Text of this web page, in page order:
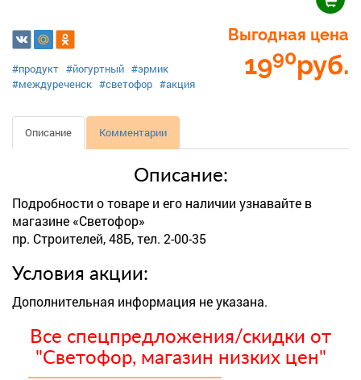
Выгодная цена
1990руб.
#продукт #йогуртный #эрмик
#междуреченск #светофор #акция
Описание Комментарии
Описание:
Подробности о товаре и его наличии узнавайте в
магазине «Светофор»
пр. Строителей, 48Б, тел. 2-00-35
Условия акции:
Дополнительная информация не указана.
Все спецпредложения/скидки от
"Светофор, магазин низких цен"